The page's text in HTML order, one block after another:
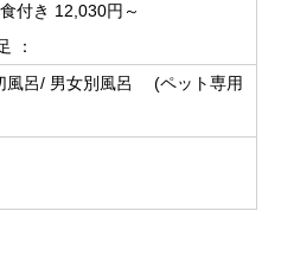
付き 12,030円～
：
風呂/ 男女別風呂 (ペット専用